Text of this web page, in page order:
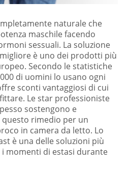
naturale che
maschile facendo
sessuali. La soluzione
è uno dei prodotti più
Secondo le statistiche
di uomini lo usano ogni
sconti vantaggiosi di cui
Le star professioniste
sostengono e
questo rimedio per un
in camera da letto. Lo
è una delle soluzioni più
momenti di estasi durante